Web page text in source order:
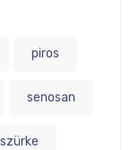
piros
senosan
szürke